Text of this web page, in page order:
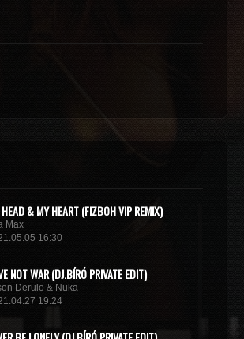
& MY HEART (FIZBOH VIP REMIX)
Max
16:30
NOT WAR (DJ.BÍRÓ PRIVATE EDIT)
Derulo & Nuka
19:24